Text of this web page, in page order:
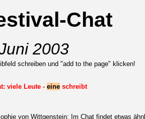
Chat
2003
schreiben und "add to the page" klicken!
viele Leute - eine schreibt
von Wittgenstein: Im Chat findet etwas